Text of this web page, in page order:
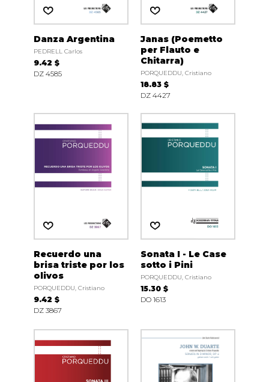
Danza Argentina
PEDRELL Carlos
9.42 $
DZ 4585
Janas (Poemetto
per Flauto e
Chitarra)
PORQUEDDU, Cristiano
18.83 $
DZ 4427
Recuerdo una
brisa triste por los
olivos
PORQUEDDU, Cristiano
9.42 $
DZ 3867
Sonata I - Le Case
sotto i Pini
PORQUEDDU, Cristiano
15.30 $
DO 1613